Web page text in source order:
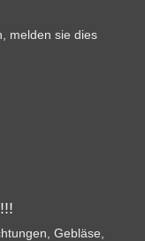
melden sie dies
Gebläse,